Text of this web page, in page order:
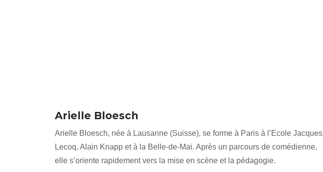
Arielle Bloesch
Arielle Bloesch, née à Lausanne (Suisse), se forme à Paris à l’Ecole Jacques
Lecoq, Alain Knapp et à la Belle-de-Mai. Après un parcours de comédienne,
elle s’oriente rapidement vers la mise en scène et la pédagogie.